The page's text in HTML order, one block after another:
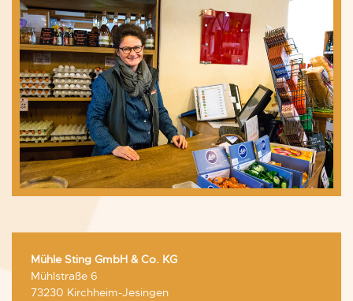
Mühle Sting GmbH & Co. KG
Mühlstraße 6
73230 Kirchheim-Jesingen